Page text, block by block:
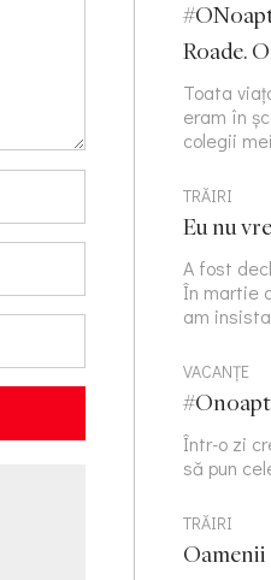
Roade.
Toata
eram în
colegii
TRĂIRI
Eu nu
A fost
În martie
am
VACANȚE
Într-o zi
să pun
TRĂIRI